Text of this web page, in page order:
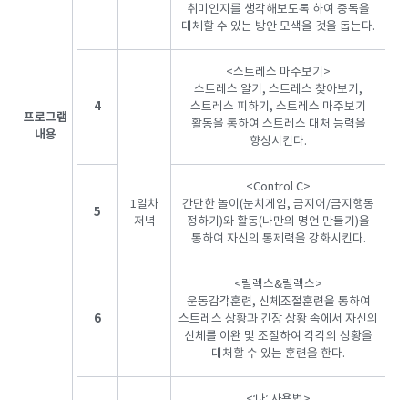
프로그램
내용
취미인지를 생각해보도록 하여 중독을
대체할 수 있는 방안 모색을 것을 돕는다.
4
1일차
저녁
<스트레스 마주보기>
스트레스 알기, 스트레스 찾아보기,
스트레스 피하기, 스트레스 마주보기
활동을 통하여 스트레스 대처 능력을
향상시킨다.
5
<Control C>
간단한 놀이(눈치게임, 금지어/금지행동
정하기)와 활동(나만의 명언 만들기)을
통하여 자신의 통제력을 강화시킨다.
6
<릴렉스&릴렉스>
운동감각훈련, 신체조절훈련을 통하여
스트레스 상황과 긴장 상황 속에서 자신의
신체를 이완 및 조절하여 각각의 상황을
대처할 수 있는 훈련을 한다.